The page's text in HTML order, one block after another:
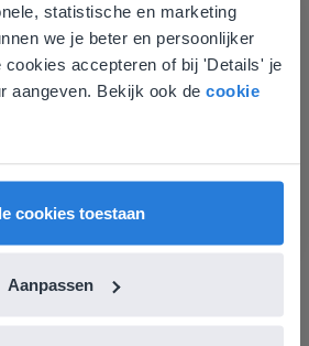
statistische en marketing
we je beter en persoonlijker
cookies accepteren of bij 'Details' je
aangeven. Bekijk ook de cookie
cookies toestaan
Aanpassen
komt niet
je locatie
we dat je misschien
voor English gaat. Hier
Vlaanderen